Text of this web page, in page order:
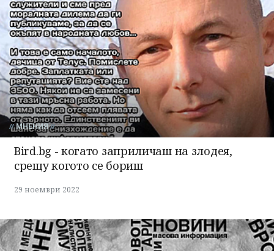
МНЕНИЯ
Bird.bg - когато заприличаш на злодея,
срещу когото се бориш
29 ноември 2022